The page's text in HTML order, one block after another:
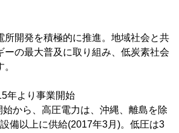
所開発を積極的に推進。地域社会と共
ーの最大普及に取り組み、低炭素社会
年より事業開始
から、高圧電力は、沖縄、離島を除
備以上に供給(2017年3月)。低圧は3